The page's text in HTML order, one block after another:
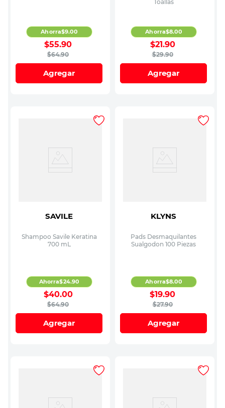
$64.90
$55.90
Ahorra$9.00
Agregar
Toallas
$29.90
$21.90
Ahorra$8.00
Agregar
SAVILE
Shampoo Savile Keratina
700 mL
$64.90
$40.00
Ahorra$24.90
Agregar
KLYNS
Pads Desmaquilantes
Sualgodon 100 Piezas
$27.90
$19.90
Ahorra$8.00
Agregar